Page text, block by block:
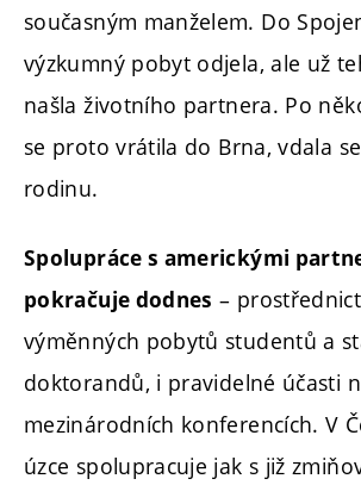
současným manželem. Do
výzkumný pobyt odjela, ale už
našla životního partnera. Po
se proto vrátila do Brna, vdala
rodinu.
Spolupráce s americkými
pokračuje dodnes –
výměnných pobytů studentů a
doktorandů, i pravidelné účasti
mezinárodních konferencích. V
úzce spolupracuje jak s již